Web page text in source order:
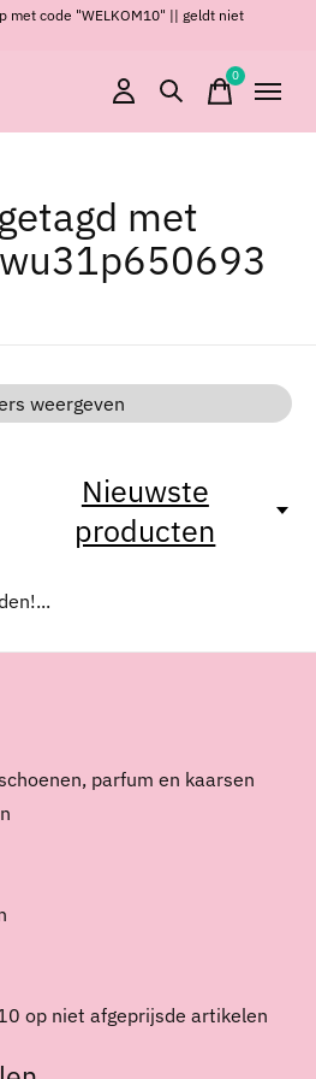
met code "WELKOM10" || geldt niet
0items
met
weergeven
Nieuwste
producten
parfum en kaarsen
op niet afgeprijsde artikelen